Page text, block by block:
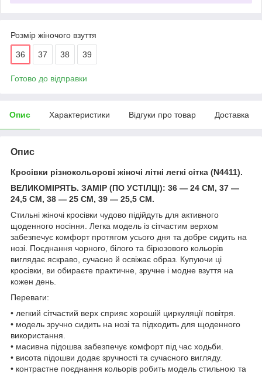
Розмір жіночого взуття
36 37 38 39
Готово до відправки
Опис Характеристики Відгуки про товар Доставка
Опис
Кросівки різнокольорові жіночі літні легкі сітка (N4411).
ВЕЛИКОМІРЯТЬ. ЗАМІР (ПО УСТІЛЦІ): 36 — 24 СМ, 37 —
24,5 СМ, 38 — 25 СМ, 39 — 25,5 СМ.
Стильні жіночі кросівки чудово підійдуть для активного
щоденного носіння. Легка модель із сітчастим верхом
забезпечує комфорт протягом усього дня та добре сидить на
нозі. Поєднання чорного, білого та бірюзового кольорів
виглядає яскраво, сучасно й освіжає образ. Купуючи ці
кросівки, ви обираєте практичне, зручне і модне взуття на
кожен день.
Переваги:
• легкий сітчастий верх сприяє хорошій циркуляції повітря.
• модель зручно сидить на нозі та підходить для щоденного
використання.
• масивна підошва забезпечує комфорт під час ходьби.
• висота підошви додає зручності та сучасного вигляду.
• контрастне поєднання кольорів робить модель стильною та